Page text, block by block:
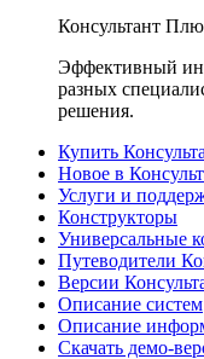
Консультант
Эффективный
разных
решения.
Купить
Новое в
Услуги и
Конструкторы
Универсальные
Путеводители
Версии
Описание систем
Описание
Скачать демо-